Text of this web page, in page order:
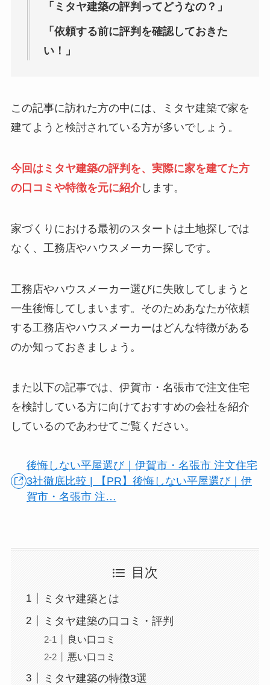
「ミタヤ建築の評判ってどうなの？」
「依頼する前に評判を確認しておきた
い！」
この記事に訪れた方の中には、ミタヤ建築で家を
建てようと検討されている方が多いでしょう。
今回はミタヤ建築の評判を、実際に家を建てた方
の口コミや特徴を元に紹介します。
家づくりにおける最初のスタートは土地探しでは
なく、工務店やハウスメーカー探しです。
工務店やハウスメーカー選びに失敗してしまうと
一生後悔してしまいます。そのためあなたが依頼
する工務店やハウスメーカーはどんな特徴がある
のか知っておきましょう。
また以下の記事では、伊賀市・名張市で注文住宅
を検討している方に向けておすすめの会社を紹介
しているのであわせてご覧ください。
後悔しない平屋選び｜伊賀市・名張市 注文住宅
3社徹底比較 | 【PR】後悔しない平屋選び｜伊
賀市・名張市 注…
目次
ミタヤ建築とは
ミタヤ建築の口コミ・評判
良い口コミ
悪い口コミ
ミタヤ建築の特徴3選